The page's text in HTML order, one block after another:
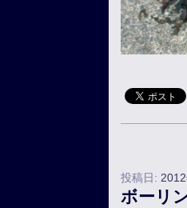
投稿日:
ボーリ